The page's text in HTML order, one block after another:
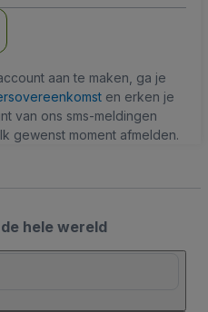
aan te maken, ga je
en erken je
van ons sms-meldingen
gewenst moment afmelden.
hele wereld